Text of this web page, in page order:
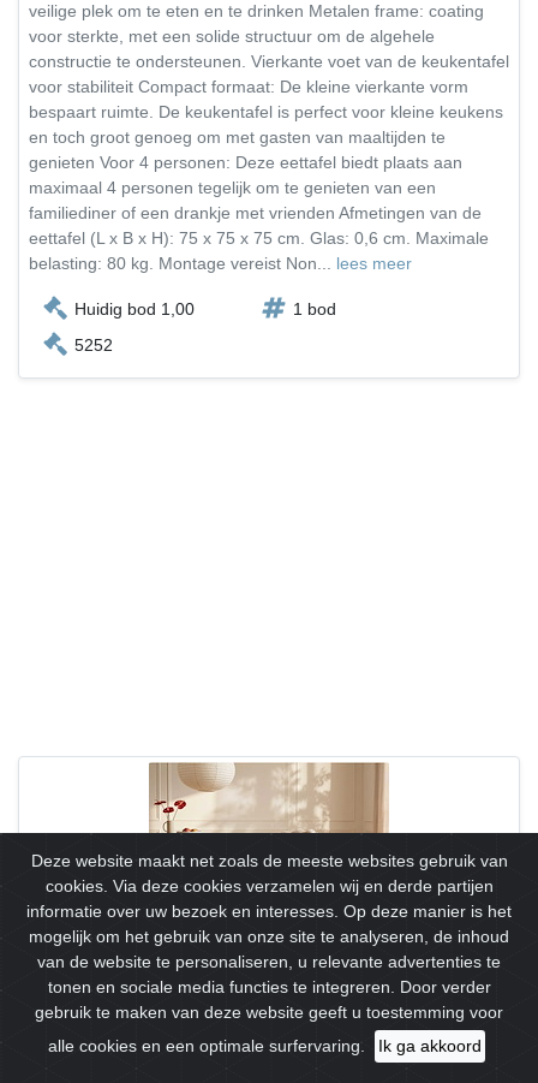
veilige plek om te eten en te drinken Metalen frame: coating
voor sterkte, met een solide structuur om de algehele
constructie te ondersteunen. Vierkante voet van de keukentafel
voor stabiliteit Compact formaat: De kleine vierkante vorm
bespaart ruimte. De keukentafel is perfect voor kleine keukens
en toch groot genoeg om met gasten van maaltijden te
genieten Voor 4 personen: Deze eettafel biedt plaats aan
maximaal 4 personen tegelijk om te genieten van een
familiediner of een drankje met vrienden Afmetingen van de
eettafel (L x B x H): 75 x 75 x 75 cm. Glas: 0,6 cm. Maximale
belasting: 80 kg. Montage vereist Non... lees meer
Huidig bod 1,00
1 bod
5252
Velvet en metalen stoel - beige en goud
Huildonck, Waaslandlaan 14, 9160 Lokeren, België
Kenmerken Kleur (tint): Beige Materiaal (precisie): 100%
polyester, fluweel Materiaal (Basis): Verchroomd metaal
Deze website maakt net zoals de meeste websites gebruik van
cookies. Via deze cookies verzamelen wij en derde partijen
informatie over uw bezoek en interesses. Op deze manier is het
mogelijk om het gebruik van onze site te analyseren, de inhoud
van de website te personaliseren, u relevante advertenties te
tonen en sociale media functies te integreren. Door verder
gebruik te maken van deze website geeft u toestemming voor
alle cookies en een optimale surfervaring.
Ik ga akkoord